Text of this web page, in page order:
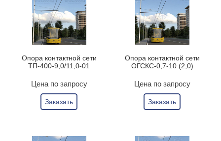
Опора контактной сети
ТП-400-9,0/11,0-01
Цена по запросу
Заказать
Опора контактной сети
ОГСКС-0,7-10 (2,0)
Цена по запросу
Заказать